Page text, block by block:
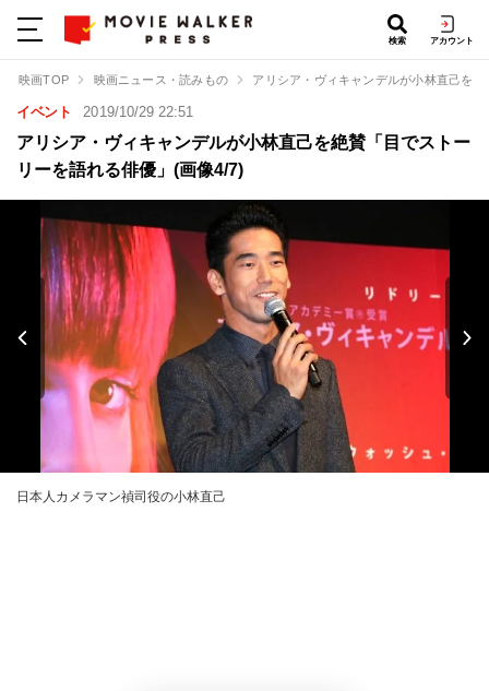
検索 アカウント
映画TOP 映画ニュース・読みもの アリシア・ヴィキャンデルが小林直己を
イベント 2019/10/29 22:51
アリシア・ヴィキャンデルが小林直己を絶賛「目でストー
リーを語れる俳優」(画像4/7)
日本人カメラマン禎司役の小林直己